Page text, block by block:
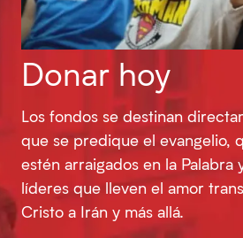
Donar hoy
Los fondos se destinan
que se predique el evangelio,
estén arraigados en la Palabra
líderes que lleven el amor
Cristo a Irán y más allá.